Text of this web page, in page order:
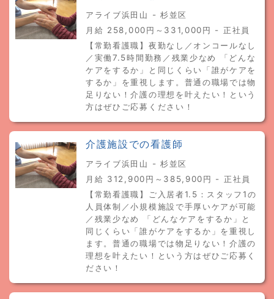
アライブ浜田山 - 杉並区
月給 258,000円～331,000円 - 正社員
【常勤看護職】夜勤なし／オンコールなし
／実働7.5時間勤務／残業少なめ 「どんな
ケアをするか」と同じくらい「誰がケアを
するか」を重視します。普通の職場では物
足りない！介護の理想を叶えたい！という
方はぜひご応募ください！
介護施設での看護師
アライブ浜田山 - 杉並区
月給 312,900円～385,900円 - 正社員
【常勤看護職】ご入居者1.5：スタッフ1の
人員体制／小規模施設で手厚いケアが可能
／残業少なめ 「どんなケアをするか」と
同じくらい「誰がケアをするか」を重視し
ます。普通の職場では物足りない！介護の
理想を叶えたい！という方はぜひご応募く
ださい！